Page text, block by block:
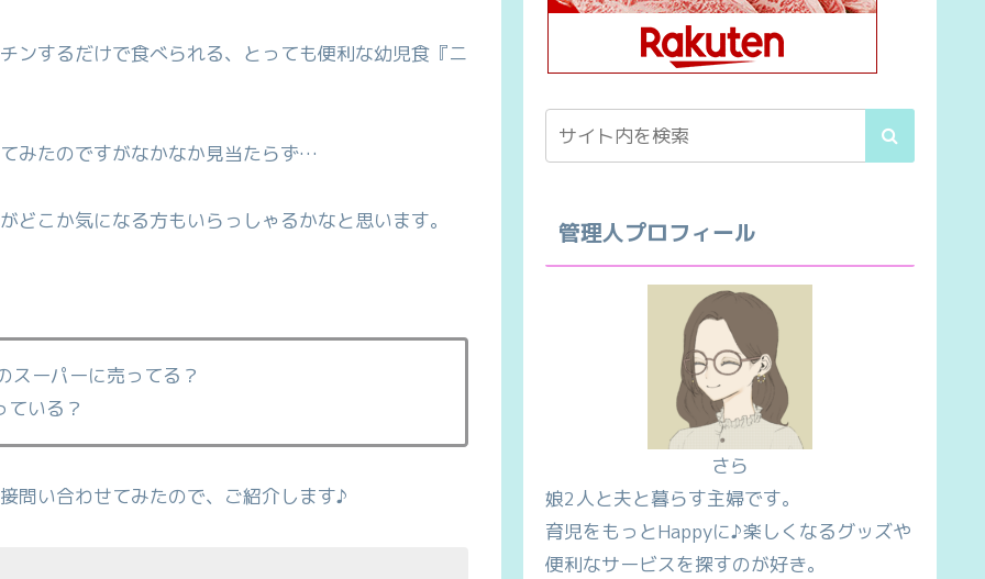
ンするだけで食べられる、とっても便利な幼児食『ニ
みたのですがなかなか見当たらず…
こか気になる方もいらっしゃるかなと思います。
スーパーに売ってる？
いる？
問い合わせてみたので、ご紹介します♪
管理人プロフィール
さら
娘2人と夫と暮らす主婦です。
育児をもっとHappyに♪楽しくなるグッズや
便利なサービスを探すのが好き。